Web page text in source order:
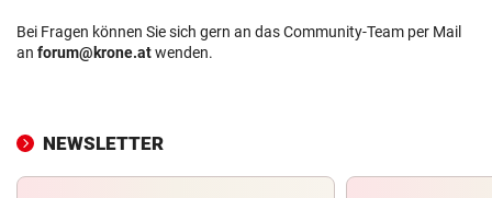
Bei Fragen können Sie sich gern an das Community-Team per Mail
an forum@krone.atwenden.
NEWSLETTER